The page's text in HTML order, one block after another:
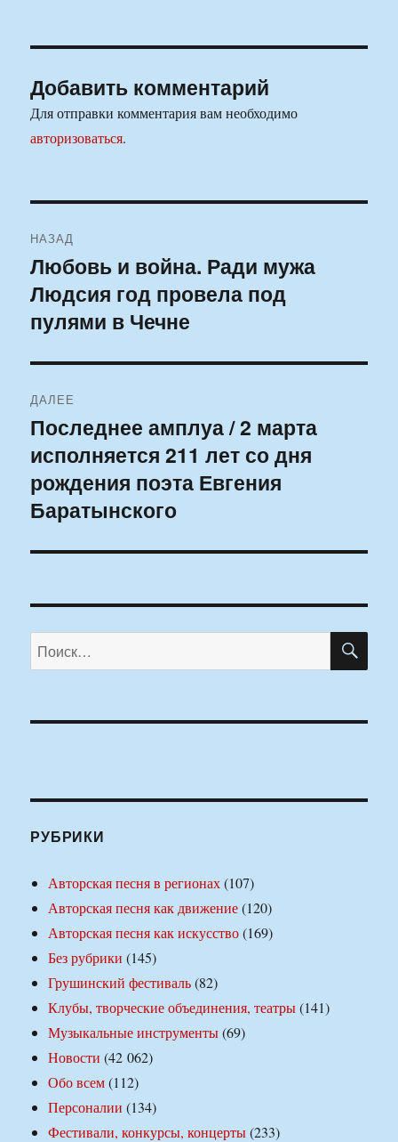
Добавить комментарий
Для отправки комментария вам необходимо
авторизоваться.
по
записям
НАЗАД
Предыдущая
запись:
Любовь и война. Ради мужа
Людсия год провела под
пулями в Чечне
ДАЛЕЕ
Следующая
запись:
Последнее амплуа / 2 марта
исполняется 211 лет со дня
рождения поэта Евгения
Баратынского
Искать:
РУБРИКИ
Авторская песня в регионах(107)
Авторская песня как движение(120)
Авторская песня как искусство(169)
Без рубрики (145)
Грушинский фестиваль(82)
Клубы, творческие объединения, театры(141)
Музыкальные инструменты(69)
Новости (42 062)
Обо всем(112)
Персоналии (134)
Фестивали, конкурсы, концерты(233)